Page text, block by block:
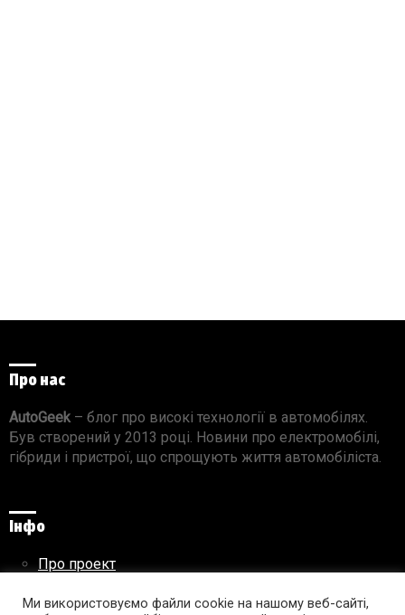
Про нас
AutoGeek – блог про високі технології в автомобілях.
Був створений у 2013 році. Новини про електромобілі,
гібриди і пристрої, що спрощують життя автомобіліста.
Інфо
Про проект
Правила використання матеріалів
Ми використовуємо файли cookie на нашому веб-сайті,